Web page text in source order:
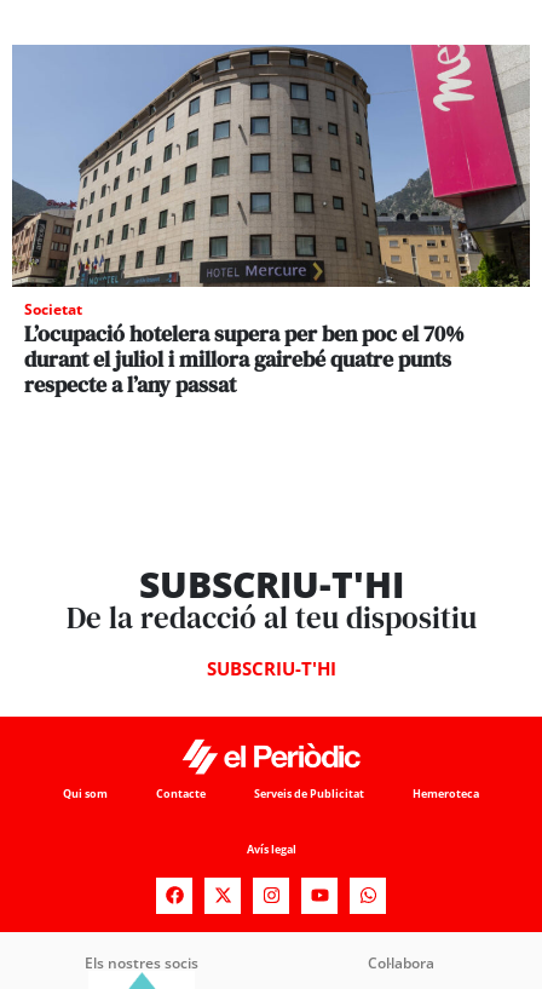
Societat
L’ocupació hotelera supera per ben poc el 70%
durant el juliol i millora gairebé quatre punts
respecte a l’any passat
SUBSCRIU-T'HI
De la redacció al teu dispositiu
SUBSCRIU-T'HI
Qui som Contacte Serveis de Publicitat Hemeroteca
Avís legal
Els nostres socis Col·labora